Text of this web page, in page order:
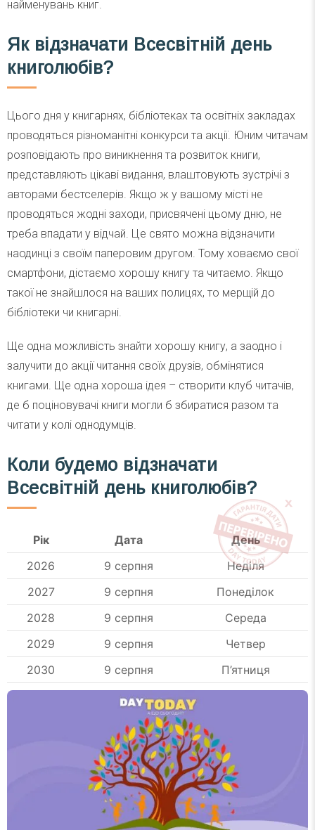
найменувань книг.
Як відзначати Всесвітній день
книголюбів?
Цього дня у книгарнях, бібліотеках та освітніх закладах
проводяться різноманітні конкурси та акції. Юним читачам
розповідають про виникнення та розвиток книги,
представляють цікаві видання, влаштовують зустрічі з
авторами бестселерів. Якщо ж у вашому місті не
проводяться жодні заходи, присвячені цьому дню, не
треба впадати у відчай. Це свято можна відзначити
наодинці з своїм паперовим другом. Тому ховаємо свої
смартфони, дістаємо хорошу книгу та читаємо. Якщо
такої не знайшлося на ваших полицях, то мерщій до
бібліотеки чи книгарні.
Ще одна можливість знайти хорошу книгу, а заодно і
залучити до акції читання своїх друзів, обмінятися
книгами. Ще одна хороша ідея – створити клуб читачів,
де б поціновувачі книги могли б збиратися разом та
читати у колі однодумців.
Коли будемо відзначати
Всесвітній день книголюбів?
Рік Дата
День
2026
9 серпня
Неділя
2027
9 серпня
Понеділок
2028
9 серпня
Середа
2029
9 серпня
Четвер
2030
9 серпня П’ятниця